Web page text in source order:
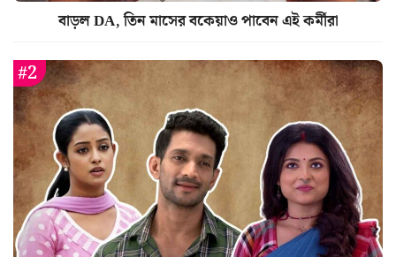
বাড়ল DA, তিন মাসের বকেয়াও পাবেন এই কর্মীরা